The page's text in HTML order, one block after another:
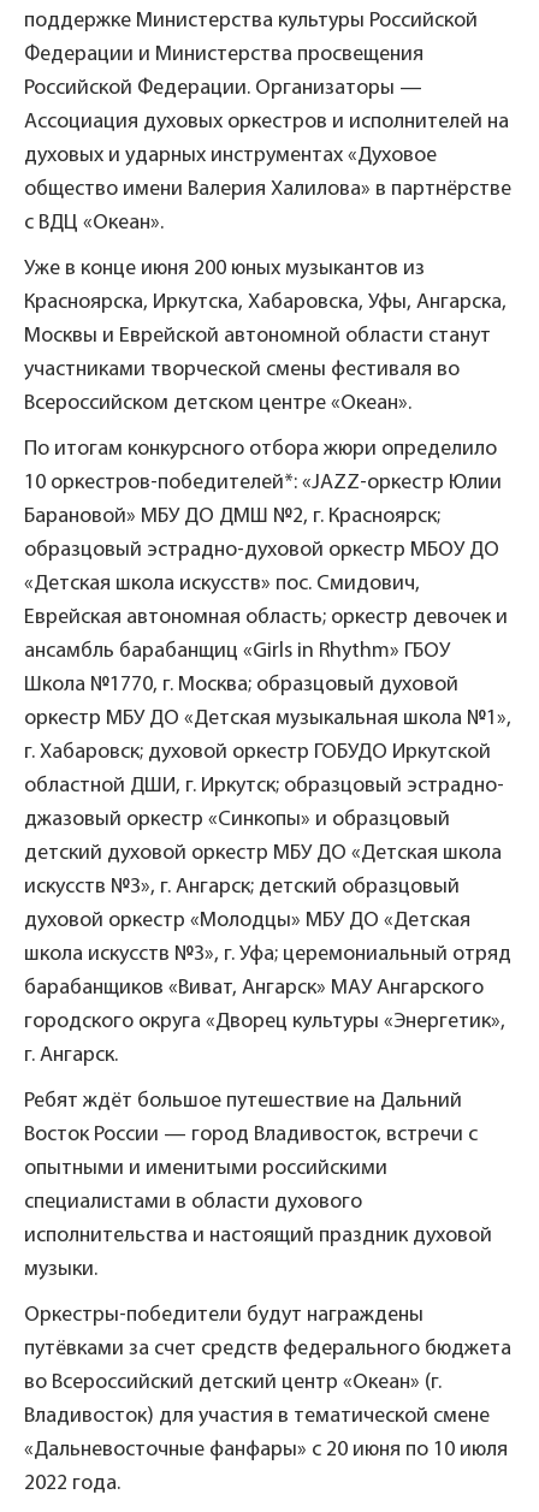
поддержке Министерства культуры Российской
Федерации и Министерства просвещения
Российской Федерации. Организаторы —
Ассоциация духовых оркестров и исполнителей на
духовых и ударных инструментах «Духовое
общество имени Валерия Халилова» в партнёрстве
с ВДЦ «Океан».
Уже в конце июня 200 юных музыкантов из
Красноярска, Иркутска, Хабаровска, Уфы, Ангарска,
Москвы и Еврейской автономной области станут
участниками творческой смены фестиваля во
Всероссийском детском центре «Океан».
По итогам конкурсного отбора жюри определило
10 оркестров-победителей*: «JAZZ-оркестр Юлии
Барановой» МБУ ДО ДМШ №2, г. Красноярск;
образцовый эстрадно-духовой оркестр МБОУ ДО
«Детская школа искусств» пос. Смидович,
Еврейская автономная область; оркестр девочек и
ансамбль барабанщиц «Girls in Rhythm» ГБОУ
Школа №1770, г. Москва; образцовый духовой
оркестр МБУ ДО «Детская музыкальная школа №1»,
г. Хабаровск; духовой оркестр ГОБУДО Иркутской
областной ДШИ, г. Иркутск; образцовый эстрадно-
джазовый оркестр «Синкопы» и образцовый
детский духовой оркестр МБУ ДО «Детская школа
искусств №3», г. Ангарск; детский образцовый
духовой оркестр «Молодцы» МБУ ДО «Детская
школа искусств №3», г. Уфа; церемониальный отряд
барабанщиков «Виват, Ангарск» МАУ Ангарского
городского округа «Дворец культуры «Энергетик»,
г. Ангарск.
Ребят ждёт большое путешествие на Дальний
Восток России — город Владивосток, встречи с
опытными и именитыми российскими
специалистами в области духового
исполнительства и настоящий праздник духовой
музыки.
Оркестры-победители будут награждены
путёвками за счет средств федерального бюджета
во Всероссийский детский центр «Океан» (г.
Владивосток) для участия в тематической смене
«Дальневосточные фанфары» с 20 июня по 10 июля
2022 года.